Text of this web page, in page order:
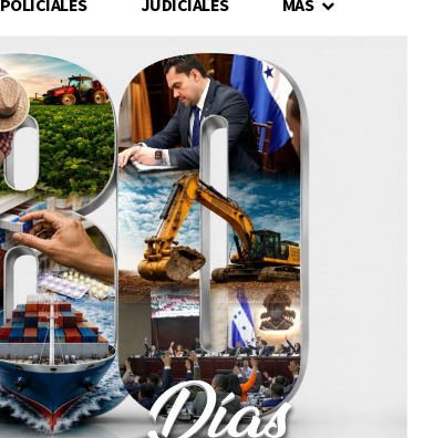
POLICIALES JUDICIALES MAS